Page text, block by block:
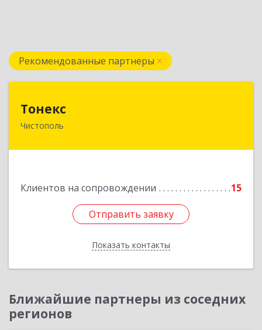
Рекомендованные партнеры
Тонекс
Чистополь
Клиентов на сопровождении 15
Отправить заявку
Показать контакты
422980, Татарстан Респ, Чистопольский р-н,
Отправить заявку
Назад
Ближайшие партнеры из соседних
регионов